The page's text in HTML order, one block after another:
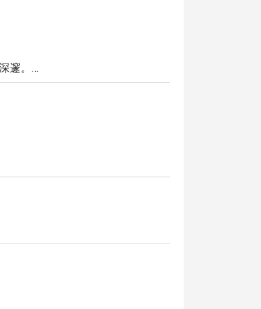
邃。
高級數1++(9) ,油脂分部均匀, 入